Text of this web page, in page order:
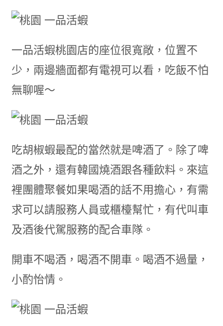
一品活蝦桃園店的座位很寬敞，位置不
少，兩邊牆面都有電視可以看，吃飯不怕
無聊喔～
吃胡椒蝦最配的當然就是啤酒了。除了啤
酒之外，還有韓國燒酒跟各種飲料。來這
裡團體聚餐如果喝酒的話不用擔心，有需
求可以請服務人員或櫃檯幫忙，有代叫車
及酒後代駕服務的配合車隊。
開車不喝酒，喝酒不開車。喝酒不過量，
小酌怡情。